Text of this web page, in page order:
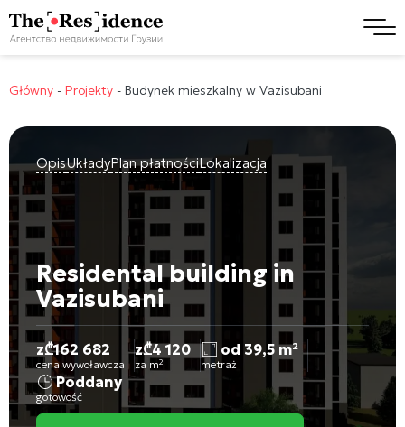
Główny - Projekty - Budynek mieszkalny w Vazisubani
OpisUkładyPlan płatnościLokalizacja
Residental building in
Vazisubani
z₾162 682
cena wywoławcza
z₾4 120
za m²
od 39,5 m²
metraż
Poddany
gotowość